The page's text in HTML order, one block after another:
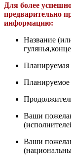
Для более
предварительно
информацию:
Название
Планируемая
Планируемое
Ваши
Ваши